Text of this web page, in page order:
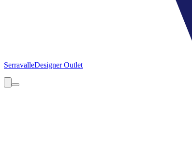
SerravalleDesigner Outlet